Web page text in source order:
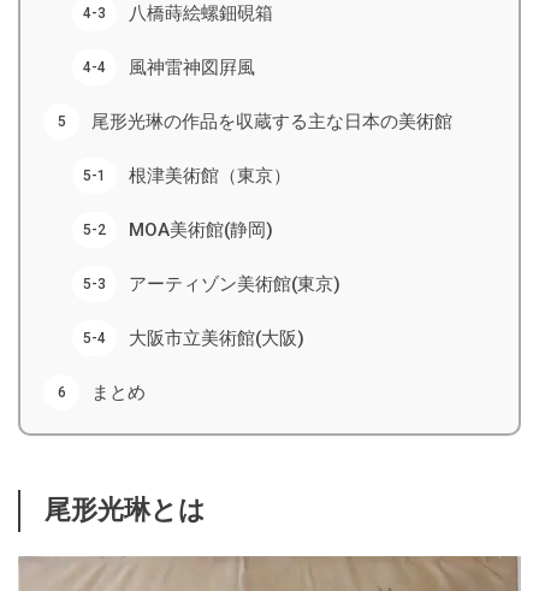
八橋蒔絵螺鈿硯箱
風神雷神図屛風
尾形光琳の作品を収蔵する主な日本の美術館
根津美術館（東京）
MOA美術館(静岡)
アーティゾン美術館(東京)
大阪市立美術館(大阪)
まとめ
尾形光琳とは